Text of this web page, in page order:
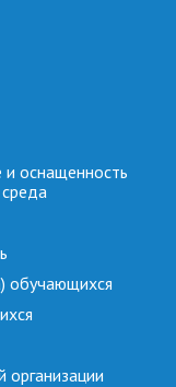
и оснащенность
обучающихся
организации